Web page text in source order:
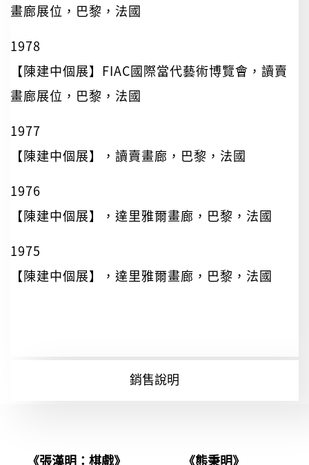
畫廊展位，巴黎，法國
1978
【陳建中個展】FIAC國際當代藝術博覽會，讀賣
畫廊展位，巴黎，法國
1977
【陳建中個展】，讀賣畫廊，巴黎，法國
1976
【陳建中個展】，達里雅爾畫廊，巴黎，法國
1975
【陳建中個展】，達里雅爾畫廊，巴黎，法國
銷售說明
《張漢明：棋戲》 《熊秉明》